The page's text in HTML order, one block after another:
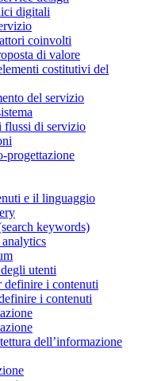
digitali
coinvolti
di valore
costitutivi del
del servizio
flussi di servizio
progettazione
e il linguaggio
keywords)
utenti
definire i contenuti
i contenuti
dell’informazione